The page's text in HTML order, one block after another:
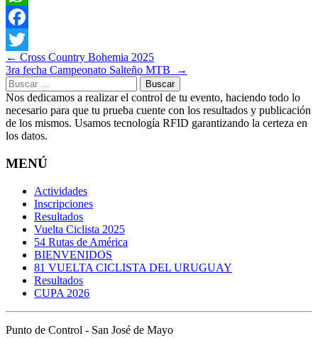
WhatsApp
Facebook
Twitter
Navegación
de
entradas
← Cross Country Bohemia 2025
3ra fecha Campeonato Salteño MTB
→
Buscar:
Nos dedicamos a realizar el control de tu evento, haciendo todo lo
necesario para que tu prueba cuente con los resultados y publicación
de los mismos. Usamos tecnología RFID garantizando la certeza en
los datos.
MENÚ
Actividades
Inscripciones
Resultados
Vuelta Ciclista 2025
54 Rutas de América
BIENVENIDOS
81 VUELTA CICLISTA DEL URUGUAY
Resultados
CUPA 2026
Punto de Control - San José de Mayo